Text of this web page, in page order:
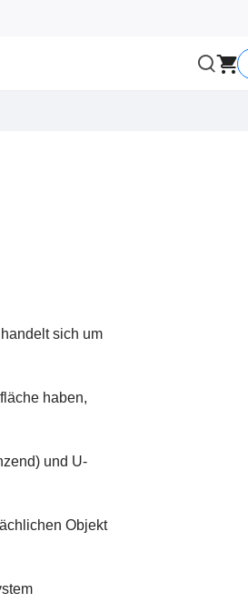
sich um
haben,
und U-
Objekt